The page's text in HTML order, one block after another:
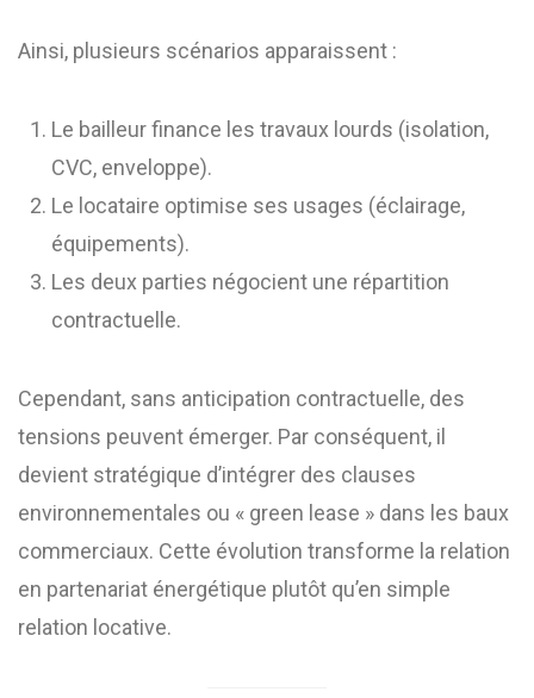
Ainsi, plusieurs scénarios apparaissent :
Le bailleur finance les travaux lourds (isolation,
CVC, enveloppe).
Le locataire optimise ses usages (éclairage,
équipements).
Les deux parties négocient une répartition
contractuelle.
Cependant, sans anticipation contractuelle, des
tensions peuvent émerger. Par conséquent, il
devient stratégique d’intégrer des clauses
environnementales ou « green lease » dans les baux
commerciaux. Cette évolution transforme la relation
en partenariat énergétique plutôt qu’en simple
relation locative.